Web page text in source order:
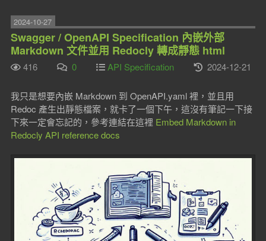
2024-10-27
Swagger / OpenAPI Specification 內嵌外部
Markdown 文件並用 Redocly 轉成靜態 html
416 0 API Specification 2024-12-21
我只是想要內嵌 Markdown 到 OpenAPI.yaml 裡，並且用
Redoc 產生出靜態檔案，就卡了一個下午，這沒有筆記一下接
下來一定會忘記的，參考連結在這裡 Embed Markdown in
Redocly API reference docs